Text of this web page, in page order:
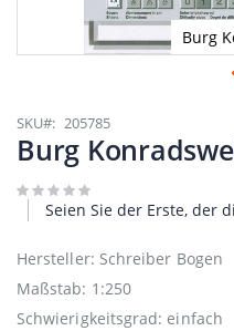
Burg
Anfang
der
Bildgalerie
SKU 205785
Burg
Seien Sie der Erste, der
Hersteller: Schreiber Bogen
Maßstab: 1:250
Schwierigkeitsgrad: einfach